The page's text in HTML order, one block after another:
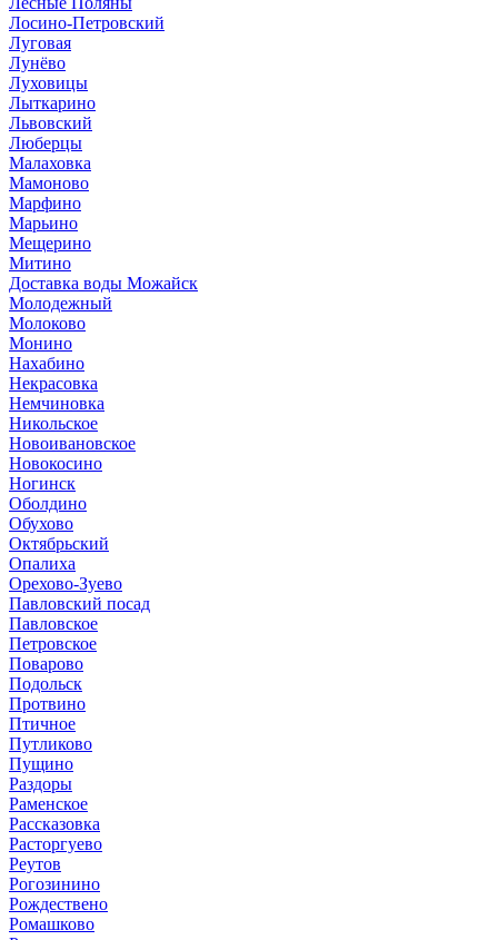
Лосино-Петровский
Луговая
Лунёво
Луховицы
Лыткарино
Львовский
Люберцы
Малаховка
Мамоново
Марфино
Марьино
Мещерино
Митино
Доставка воды Можайск
Молодежный
Молоково
Монино
Нахабино
Некрасовка
Немчиновка
Никольское
Новоивановское
Новокосино
Ногинск
Оболдино
Обухово
Октябрьский
Опалиха
Орехово-Зуево
Павловский посад
Павловское
Петровское
Поварово
Подольск
Протвино
Птичное
Путликово
Пущино
Раздоры
Раменское
Рассказовка
Расторгуево
Реутов
Рогозинино
Рождествено
Ромашково